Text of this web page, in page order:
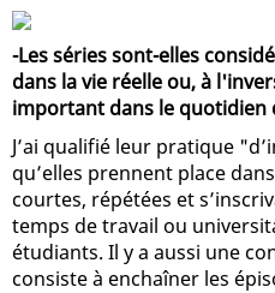
-Les séries sont-elles
dans la vie réelle ou, à
important dans le quotidien
J’ai qualifié leur pratique
qu’elles prennent place
courtes, répétées et
temps de travail ou
étudiants. Il y a aussi une
consiste à enchaîner les